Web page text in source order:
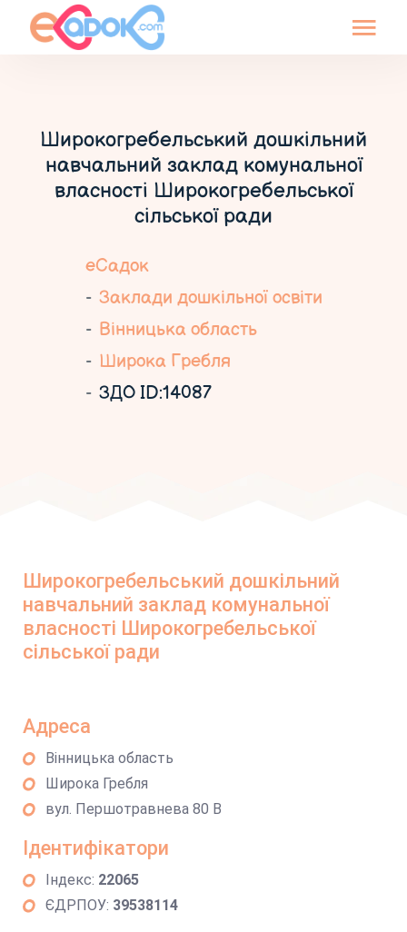
Широкогребельський дошкільний
навчальний заклад комунальної
власності Широкогребельської
сільської ради
еСадок
Заклади дошкільної освіти
Вінницька область
Широка Гребля
ЗДО ID:14087
Широкогребельський дошкільний
навчальний заклад комунальної
власності Широкогребельської
сільської ради
Адреса
Вінницька область
Широка Гребля
вул. Першотравнева 80 В
Ідентифікатори
Індекс: 22065
ЄДРПОУ: 39538114